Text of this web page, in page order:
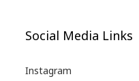
Social Media Links
Instagram